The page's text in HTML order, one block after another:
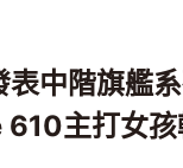
中階旗艦
主打女孩